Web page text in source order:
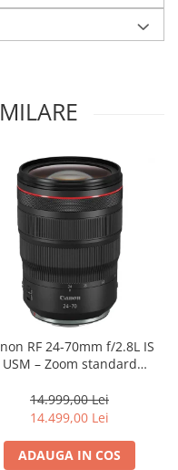
RF 24-70mm f/2.8L IS
USM – Zoom standard
14.999,00 Lei
14.499,00 Lei
ADAUGA IN COS